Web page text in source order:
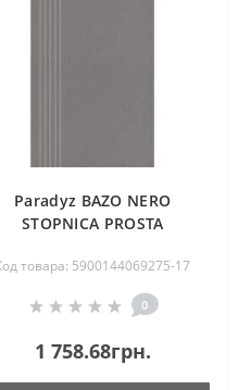
Paradyz BAZO NERO
STOPNICA PROSTA
29,8X59,8 G1
товара: 5900144069275-17
0
1 758.68грн.